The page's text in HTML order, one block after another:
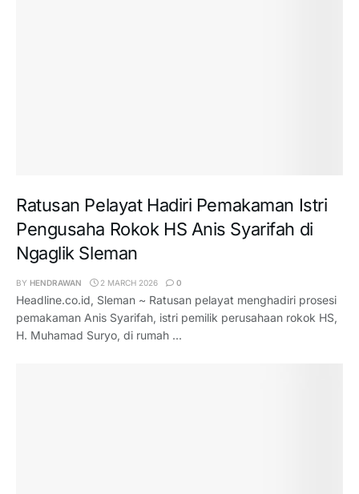
Ratusan Pelayat Hadiri Pemakaman Istri
Pengusaha Rokok HS Anis Syarifah di
Ngaglik Sleman
BY HENDRAWAN 2 MARCH 2026 0
Headline.co.id, Sleman ~ Ratusan pelayat menghadiri prosesi
pemakaman Anis Syarifah, istri pemilik perusahaan rokok HS,
H. Muhamad Suryo, di rumah ...